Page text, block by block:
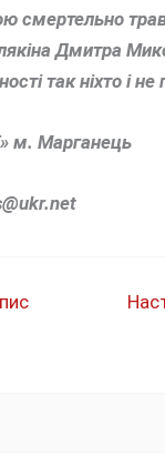
смертельно
Дмитра
так ніхто і не
м. Марганець